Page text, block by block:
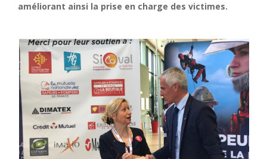
améliorant ainsi la prise en charge des victimes.